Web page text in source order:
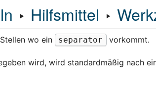
‣ Hilfsmittel ‣
wo ein separator vorkommt.
wird, wird standardmäßig nach